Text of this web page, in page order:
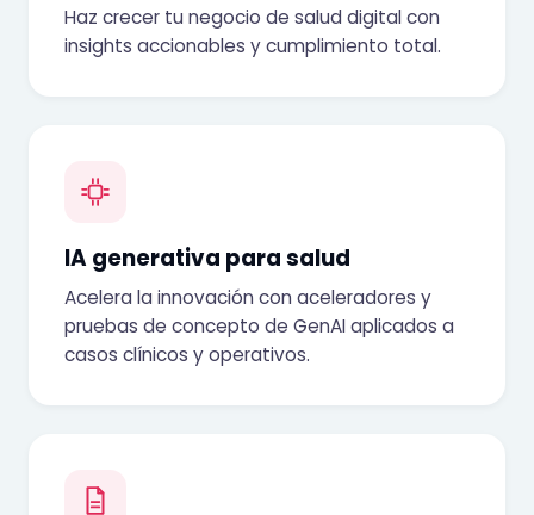
Haz crecer tu negocio de salud digital con
insights accionables y cumplimiento total.
IA generativa para salud
Acelera la innovación con aceleradores y
pruebas de concepto de GenAI aplicados a
casos clínicos y operativos.